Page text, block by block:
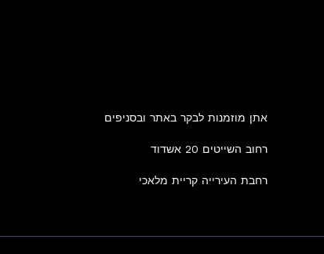
אתן מוזמנות לבקר באתר ובסניפים
רחוב השייטים 20 אשדוד
רחבת העירייה קריית מלאכי